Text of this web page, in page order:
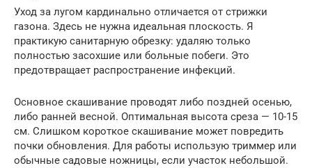
Уход за лугом кардинально отличается от стрижки
газона. Здесь не нужна идеальная плоскость. Я
практикую санитарную обрезку: удаляю только
полностью засохшие или больные побеги. Это
предотвращает распространение инфекций.
Основное скашивание проводят либо поздней осенью,
либо ранней весной. Оптимальная высота среза — 10-15
см. Слишком короткое скашивание может повредить
почки обновления. Для работы использую триммер или
обычные садовые ножницы, если участок небольшой.